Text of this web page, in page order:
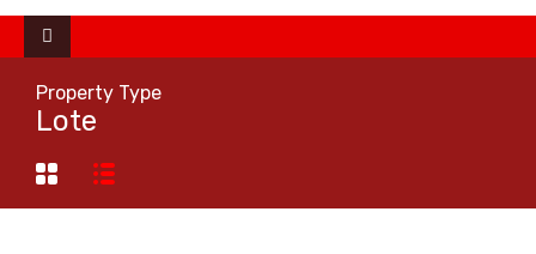
Property Type
Lote